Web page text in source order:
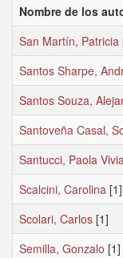
Nombre de los
San Martín, Patricia
Santos Sharpe,
Santos Souza,
Santoveña Casal,
Santucci, Paola
Scalcini, Carolina [1]
Scolari, Carlos [1]
Semilla, Gonzalo [1]